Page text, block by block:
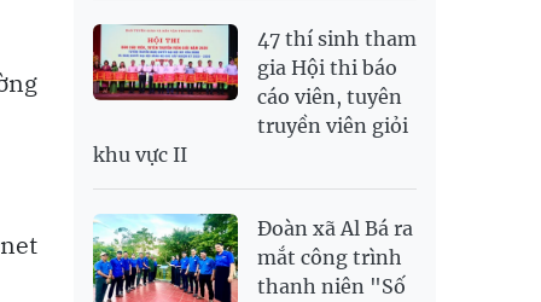
47 thí sinh tham
gia Hội thi báo
cáo viên, tuyên
truyền viên giỏi
khu vực II
Đoàn xã Al Bá ra
mắt công trình
thanh niên "Số